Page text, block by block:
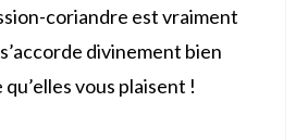
coriandre est vraiment
divinement bien
vous plaisent !